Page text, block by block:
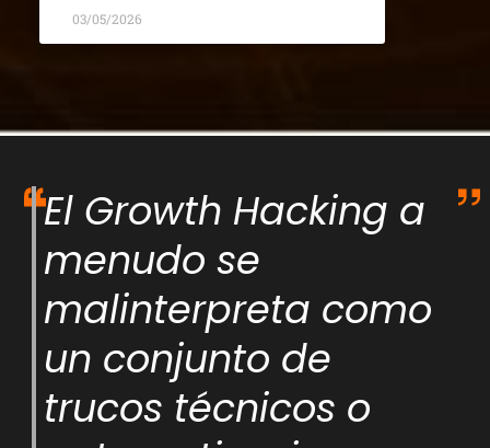
03/05/2026
El Growth Hacking a
menudo se
malinterpreta como
un conjunto de
trucos técnicos o